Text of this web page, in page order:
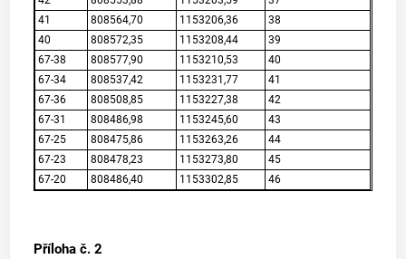
41
808564,70 1153206,36
38
40
808572,35 1153208,44
39
67-38
808577,90 1153210,53
40
67-34
808537,42 1153231,77
41
67-36
808508,85 1153227,38
42
67-31
808486,98 1153245,60
43
67-25
808475,86 1153263,26
44
67-23
808478,23 1153273,80
45
67-20
808486,40 1153302,85 46
Příloha č. 2